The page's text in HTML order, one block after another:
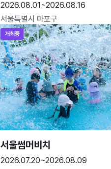
2026.08.01~2026.08.16
서울특별시 마포구
개최중
서울썸머비치
2026.07.20~2026.08.09